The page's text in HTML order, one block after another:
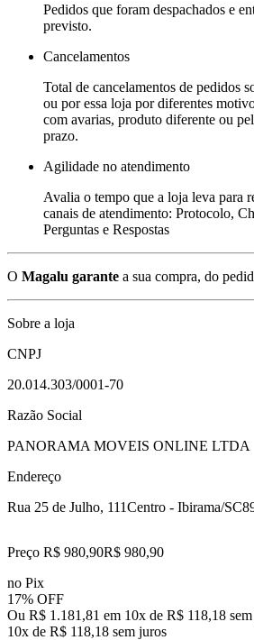
Pedidos que foram despachados e
previsto.
Cancelamentos
Total de cancelamentos de pedidos
ou por essa loja por diferentes
com avarias, produto diferente ou
prazo.
Agilidade no atendimento
Avalia o tempo que a loja leva para
canais de atendimento: Protocolo,
Perguntas e Respostas
O Magalu garante a sua compra, do
Sobre a loja
CNPJ
20.014.303/0001-70
Razão Social
PANORAMA MOVEIS ONLINE LTDA
Endereço
Rua 25 de Julho, 111Centro - Ibirama/SC
Preço R$ 980,90R$ 980,90
no Pix
17% OFF
Ou R$ 1.181,81 em 10x de R$ 118,18
10x de R$ 118,18 sem juros